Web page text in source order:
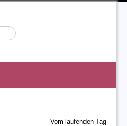
Vom laufenden Tag